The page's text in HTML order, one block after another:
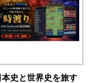
本史と世界史を旅す